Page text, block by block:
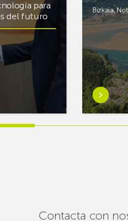
para
del futuro
Bizkaia,
Saber
más
realiza
Contacta con